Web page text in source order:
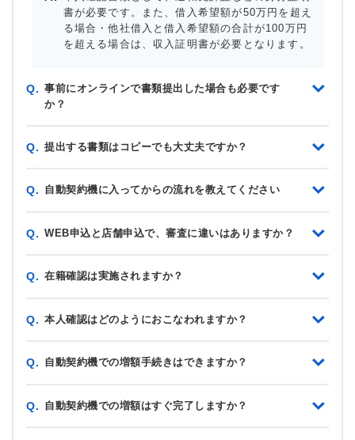
書が必要です。また、借入希望額が50万円を超え
る場合・他社借入と借入希望額の合計が100万円
を超える場合は、収入証明書が必要となります。
Q. 事前にオンラインで書類提出した場合も必要です
か？
Q. 提出する書類はコピーでも大丈夫ですか？
Q. 自動契約機に入ってからの流れを教えてください
Q. WEB申込と店舗申込で、審査に違いはありますか？
Q. 在籍確認は実施されますか？
Q. 本人確認はどのようにおこなわれますか？
Q. 自動契約機での増額手続きはできますか？
Q. 自動契約機での増額はすぐ完了しますか？